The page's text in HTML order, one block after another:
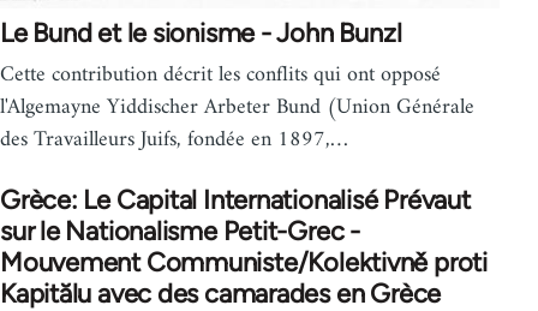
Le Bund et le sionisme - John Bunzl
Cette contribution décrit les conflits qui ont opposé
l'Algemayne Yiddischer Arbeter Bund (Union Générale
des Travailleurs Juifs, fondée en 1897,…
Grèce: Le Capital Internationalisé Prévaut
sur le Nationalisme Petit-Grec -
Mouvement Communiste/Kolektivně proti
Kapitălu avec des camarades en Grèce